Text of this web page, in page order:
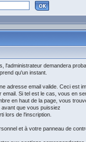
l'administrateur demandera
qu'un instant.
adresse email valide. Ceci est
email. Si tel est le cas, vous en
en haut de la page, vous
que vous puissiez
lors de l'inscription.
et à votre panneau de